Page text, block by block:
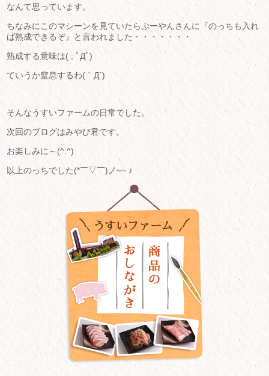
なんて思っています。
ちなみにこのマシーンを見ていたらぷーやんさんに『のっちも入れ
ば熟成できるぞ』と言われました・・・・・・・
熟成する意味は( ; ﾟДﾟ)
ていうか窒息するわ(｀Д´)
そんなうすいファームの日常でした。
次回のブログはみやび君です。
お楽しみに～(^.^)
以上のっちでした(*￣▽￣)ノ~~ ♪